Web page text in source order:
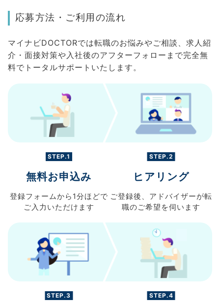
応募方法・ご利用の流れ
マイナビDOCTORでは転職のお悩みやご相談、求人紹
介・面接対策や入社後のアフターフォローまで完全無
料でトータルサポートいたします。
STEP.1
無料お申込み
登録フォームから 1分ほどで
ご入力 いただけます
STEP.2
ヒアリング
ご登録後、 アドバイザーが転
職のご希望を伺います
STEP.3 STEP.4